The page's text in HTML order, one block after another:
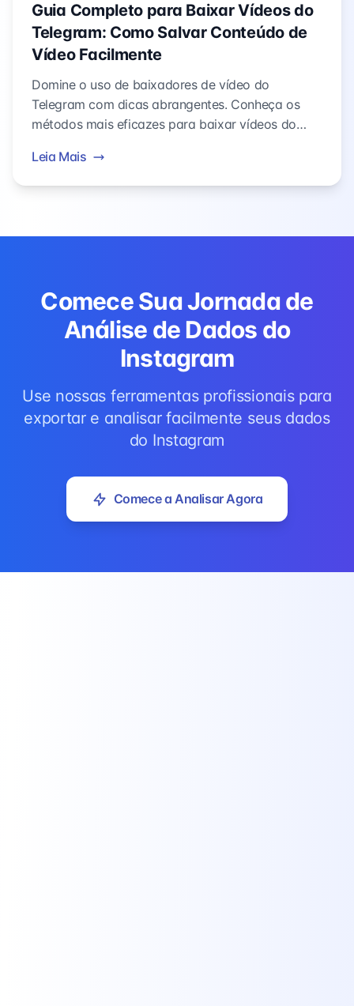
Guia Completo para Baixar Vídeos do
Telegram: Como Salvar Conteúdo de
Vídeo Facilmente
Domine o uso de baixadores de vídeo do
Telegram com dicas abrangentes. Conheça os
métodos mais eficazes para baixar vídeos do
ferramentas online e softwares para computador.
Leia Mais
Comece Sua Jornada de
Análise de Dados do
Instagram
Use nossas ferramentas profissionais para
exportar e analisar facilmente seus dados
do Instagram
Comece a Analisar Agora